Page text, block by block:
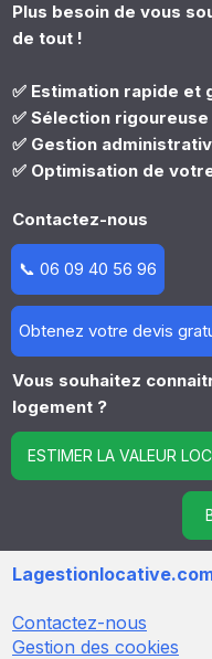
Plus besoin de vous
de tout !
✅ Estimation rapide
✅ Sélection
✅ Gestion
✅ Optimisation de
Contactez-nous
📞 06 09 40 56 96
Obtenez votre devis
Vous souhaitez
logement ?
ESTIMER LA VALEUR
Contactez-nous
Gestion des cookies